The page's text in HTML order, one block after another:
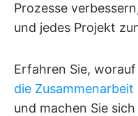
Prozesse
und jedes Projekt
Erfahren Sie, worauf
die Zusammenarbeit
und machen Sie